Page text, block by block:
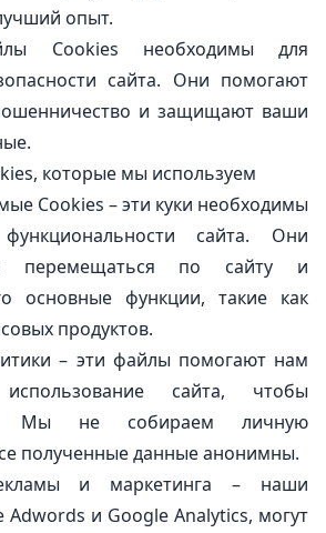
опыт.
Cookies необходимы для
сайта. Они помогают
и защищают ваши
которые мы используем
Cookies – эти куки необходимы
сайта. Они
перемещаться по сайту и
основные функции, такие как
продуктов.
– эти файлы помогают нам
использование сайта, чтобы
Мы не собираем личную
полученные данные анонимны.
и маркетинга – наши
Adwords и Google Analytics, могут